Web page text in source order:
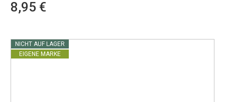
8,95 €
NICHT AUF LAGER
EIGENE MARKE